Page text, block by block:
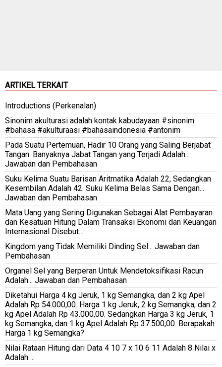
ARTIKEL TERKAIT
Introductions (Perkenalan)
Sinonim akulturasi adalah kontak kabudayaan #sinonim
#bahasa #akulturaasi #bahasaindonesia #antonim
Pada Suatu Pertemuan, Hadir 10 Orang yang Saling Berjabat
Tangan. Banyaknya Jabat Tangan yang Terjadi Adalah...
Jawaban dan Pembahasan
Suku Kelima Suatu Barisan Aritmatika Adalah 22, Sedangkan
Kesembilan Adalah 42. Suku Kelima Belas Sama Dengan...
Jawaban dan Pembahasan
Mata Uang yang Sering Digunakan Sebagai Alat Pembayaran
dan Kesatuan Hitung Dalam Transaksi Ekonomi dan Keuangan
Internasional Disebut...
Kingdom yang Tidak Memiliki Dinding Sel... Jawaban dan
Pembahasan
Organel Sel yang Berperan Untuk Mendetoksifikasi Racun
Adalah... Jawaban dan Pembahasan
Diketahui Harga 4 kg Jeruk, 1 kg Semangka, dan 2 kg Apel
Adalah Rp 54.000,00. Harga 1 kg Jeruk, 2 kg Semangka, dan 2
kg Apel Adalah Rp 43.000,00. Sedangkan Harga 3 kg Jeruk, 1
kg Semangka, dan 1 kg Apel Adalah Rp 37.500,00. Berapakah
Harga 1 kg Semangka?
Nilai Rataan Hitung dari Data 4 10 7 x 10 6 11 Adalah 8 Nilai x
Adalah ...